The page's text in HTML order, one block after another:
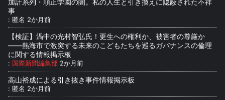
事
: 匿名 2か月前
【検証】渦中の光村智弘氏！更生への権利か、被害者の尊厳か
――熱海市で激突する未来のこどもたちを巡るガバナンスの倫理
に関する情報掲示板
: 国際新聞編集部 2か月前
高山裕成による引き抜き事件情報掲示板
: 匿名 2か月前